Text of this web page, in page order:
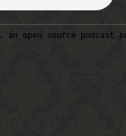
, an open source podcast